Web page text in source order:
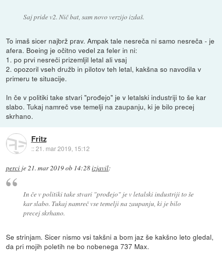
Saj pride v2. Nič bat, sam novo verzijo izdaš.
To imaš sicer najbrž prav. Ampak tale nesreča ni samo nesreča - je
afera. Boeing je očitno vedel za feler in ni:
1. po prvi nesreči prizemljil letal ali vsaj
2. opozoril vseh družb in pilotov teh letal, kakšna so navodila v
primeru te situacije.
In če v politiki take stvari "prođejo" je v letalski industriji to še kar
slabo. Tukaj namreč vse temelji na zaupanju, ki je bilo precej
skrhano.
Fritz
::21. mar 2019, 15:12
perci je21. mar 2019 ob 14:28izjavil:
In če v politiki take stvari "prođejo" je v letalski industriji to še
kar slabo. Tukaj namreč vse temelji na zaupanju, ki je bilo
precej skrhano.
Se strinjam. Sicer nismo vsi takšni a bom jaz še kakšno leto gledal,
da pri mojih poletih ne bo nobenega 737 Max.